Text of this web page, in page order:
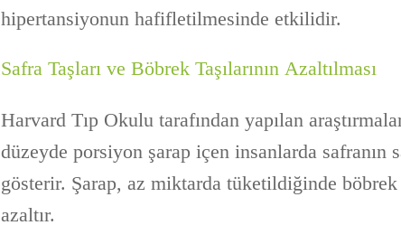
hipertansiyonun hafifletilmesinde etkilidir.
Safra Taşları ve Böbrek Taşılarının Azaltılması
Harvard Tıp Okulu tarafından yapılan
düzeyde porsiyon şarap içen insanlarda safranın
gösterir. Şarap, az miktarda tüketildiğinde böbrek
azaltır.